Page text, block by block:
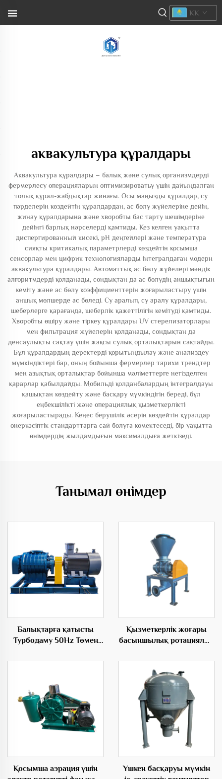
KK
аквакультура құралдары
Аквакультура құралдары – балық және сулық организмдерді
фермерлесу операцияларын оптимизироватьу үшін дайындалған
толық құрал-жабдықтар жинағы. Осы маңызды құралдар, су
пәрделерін көздейтін құралдардан, ас бөлу жүйелеріне дейін,
жинау құралдарына және хворобты бас тарту шешімдеріне
дейінгі барлық нәрселерді қамтиды. Кез келген уақытта
диспергированный кисекі, pH деңгейлері және температура
сияқты критикалық параметрлерді көздейтін қосымша
сенсорлар мен цифрик технологияларды інтегралдаған модерн
аквакультура құралдары. Автоматтық ас бөлу жүйелері мәндік
алгоритмдерді қолданады, сондықтан да ас бөлудің аншықтығын
кеміту және ас бөлу коэффициенттерін жоғарыластыру үшін
аншық мөлшерде ас бөледі. Су аралып, су аралу құралдары,
шеберлерге қарағанда, шеберлік қажеттілігін кемітуді қамтиды.
Хворобты өшіру және тіркеу құралдары UV стерелизаторлары
мен фильтрация жүйелерін қолданады, сондықтан да
денсаулықты сақтау үшін жақсы сулық орталықтарын сақтайды.
Бұл құралдардың деректерді қорытындылау және анализдеу
мүмкіндіктері бар, оның бойынша фермерлер тарихи трендтер
мен азықтық орталықтар бойынша мәліметтерге негізделген
қарарлар қабылдайды. Мобильді қолданбалардың інтегралдауы
қашықтан көздейту және басқару мүмкіндігін береді, бұл
еңбекшілікті және операциялық қызметкерлікті
жоғарыластырады. Кеңес берушілік әсерін көздейтін құралдар
өнеркәсіптік стандарттарға сай болуға көмектеседі, бір уақытта
өнімдердің жылдамдығын максималдыға жеткізеді.
Танымал өнімдер
Балықтарға қатысты
Турбодаму 50Hz Төмен
Қызметкерлік жоғары
басыншылық ротациялық
вентиляторлары үшін
тиімді қозғалтудың
шешімдері
Қосымша аэрация үшін
Үшкен басқаруы мүмкін